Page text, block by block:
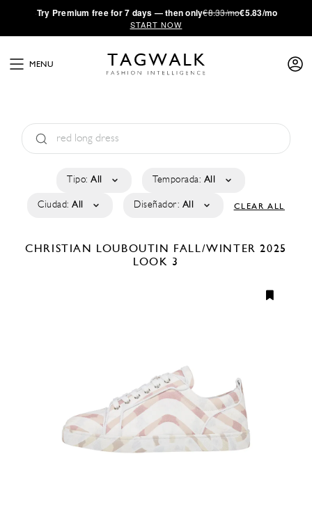
·Try Premium free for 7 days — then only€8.33/mo€5.83/mo
START NOW
MENU
Tipo: All Temporada: All
Ciudad: All Diseñador: All CLEAR ALL
CHRISTIAN LOUBOUTIN
FALL/WINTER 2025
LOOK 3